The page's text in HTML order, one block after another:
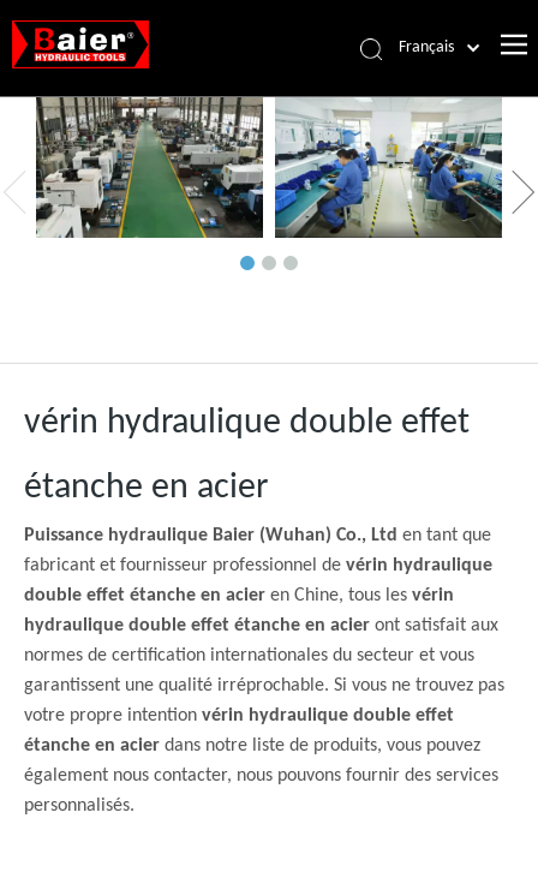
Français
Español
Pусский
العربية
English
vérin hydraulique double effet
étanche en acier
Puissance hydraulique Baier (Wuhan) Co., Ltd en tant que
fabricant et fournisseur professionnel de vérin hydraulique
double effet étanche en acier en Chine, tous les vérin
hydraulique double effet étanche en acier ont satisfait aux
normes de certification internationales du secteur et vous
garantissent une qualité irréprochable. Si vous ne trouvez pas
votre propre intention vérin hydraulique double effet
étanche en acier dans notre liste de produits, vous pouvez
également nous contacter, nous pouvons fournir des services
personnalisés.